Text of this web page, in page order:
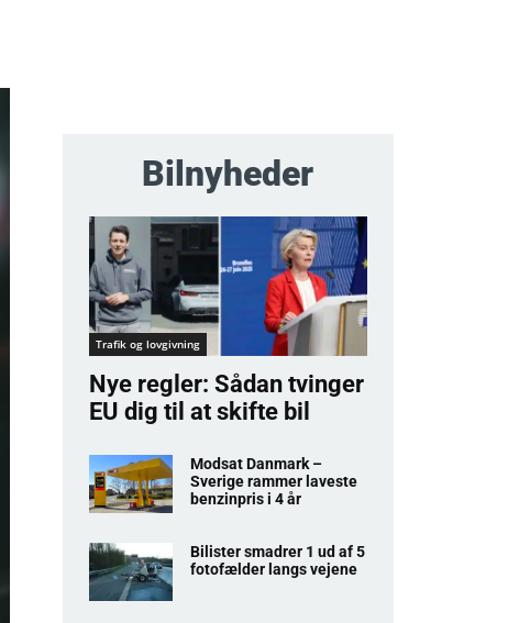
Bilnyheder
Trafik og lovgivning
Nye regler: Sådan tvinger
EU dig til at skifte bil
Modsat Danmark –
Sverige rammer laveste
benzinpris i 4 år
Bilister smadrer 1 ud af 5
fotofælder langs vejene